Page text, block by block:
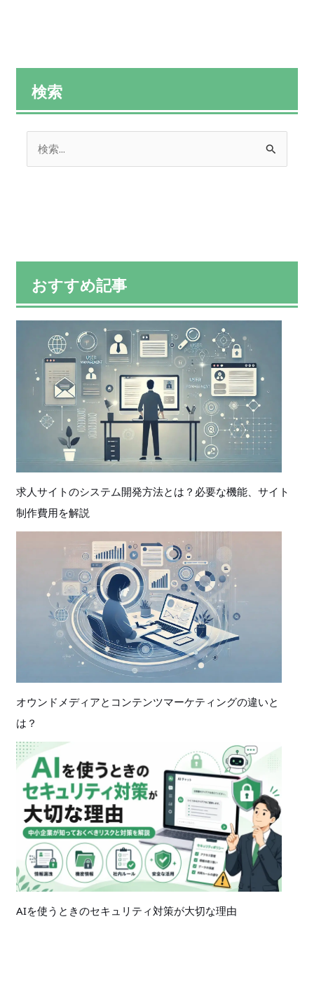
検索
おすすめ記事
求人サイトのシステム開発方法とは？必要な機能、サイト
制作費用を解説
オウンドメディアとコンテンツマーケティングの違いと
は？
AIを使うときのセキュリティ対策が大切な理由